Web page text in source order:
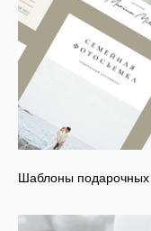
Шаблоны подарочных